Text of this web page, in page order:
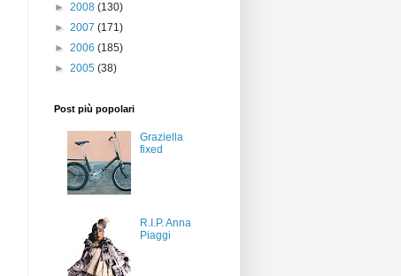
► 2008 (130)
► 2007 (171)
► 2006 (185)
► 2005 (38)
Post più popolari
Graziella
fixed
R.I.P. Anna
Piaggi